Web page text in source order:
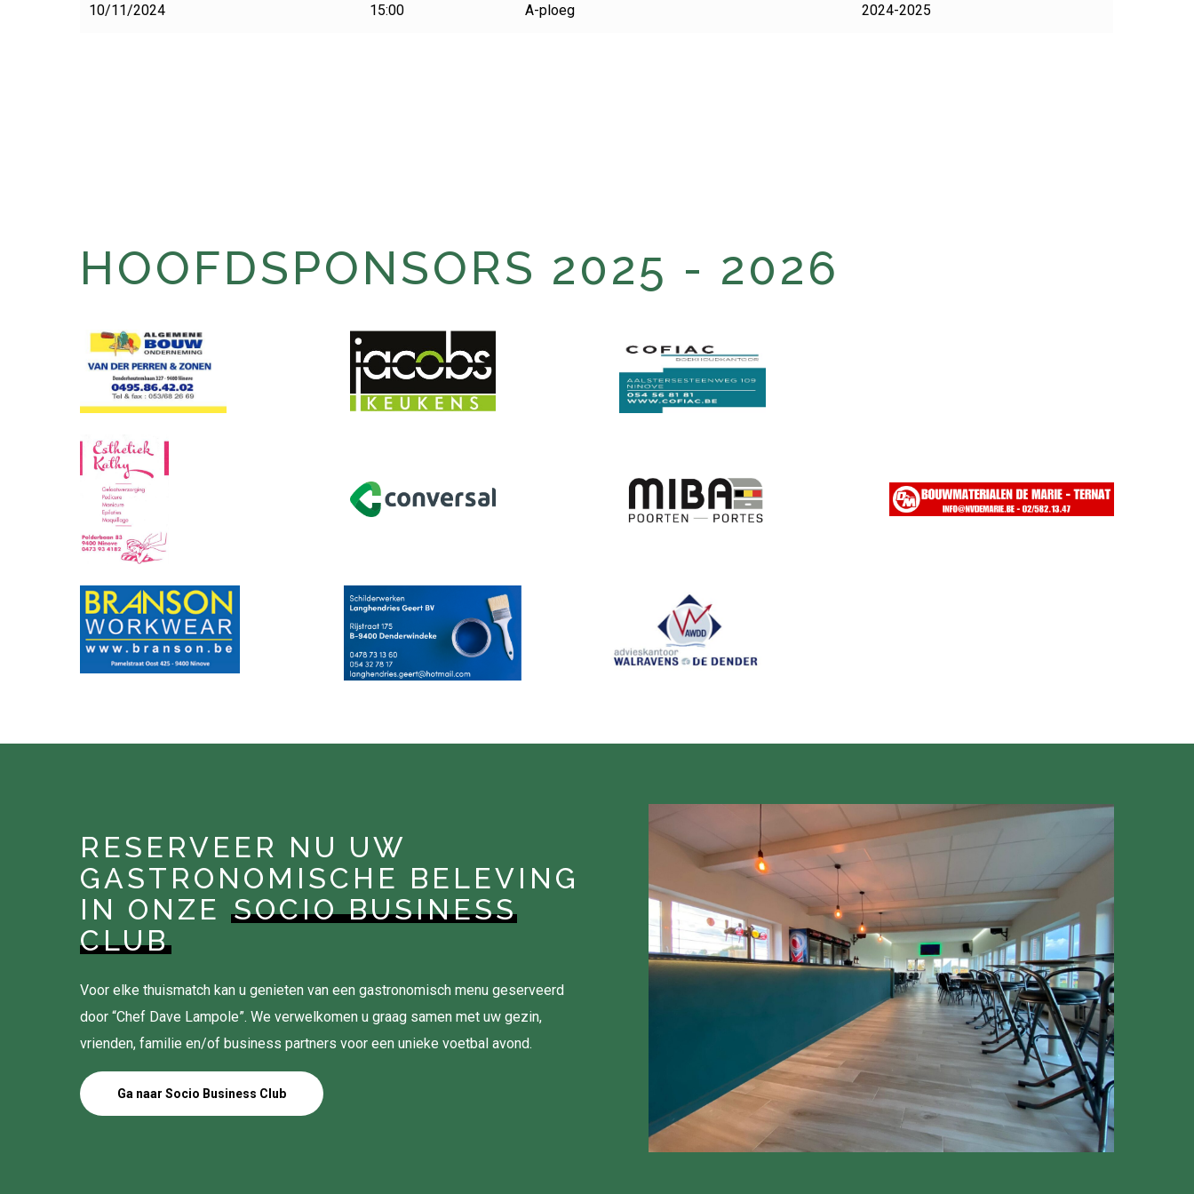
10/11/2024 15:00 A-ploeg 2024-2025
HOOFDSPONSORS 2025 - 2026
RESERVEER NU UW
GASTRONOMISCHE BELEVING
IN ONZESOCIO BUSINESS
CLUB
Voor elke thuismatch kan u genieten van een gastronomisch menu geserveerd
door “Chef Dave Lampole”. We verwelkomen u graag samen met uw gezin,
vrienden, familie en/of business partners voor een unieke voetbal avond.
Ga naar Socio Business Club